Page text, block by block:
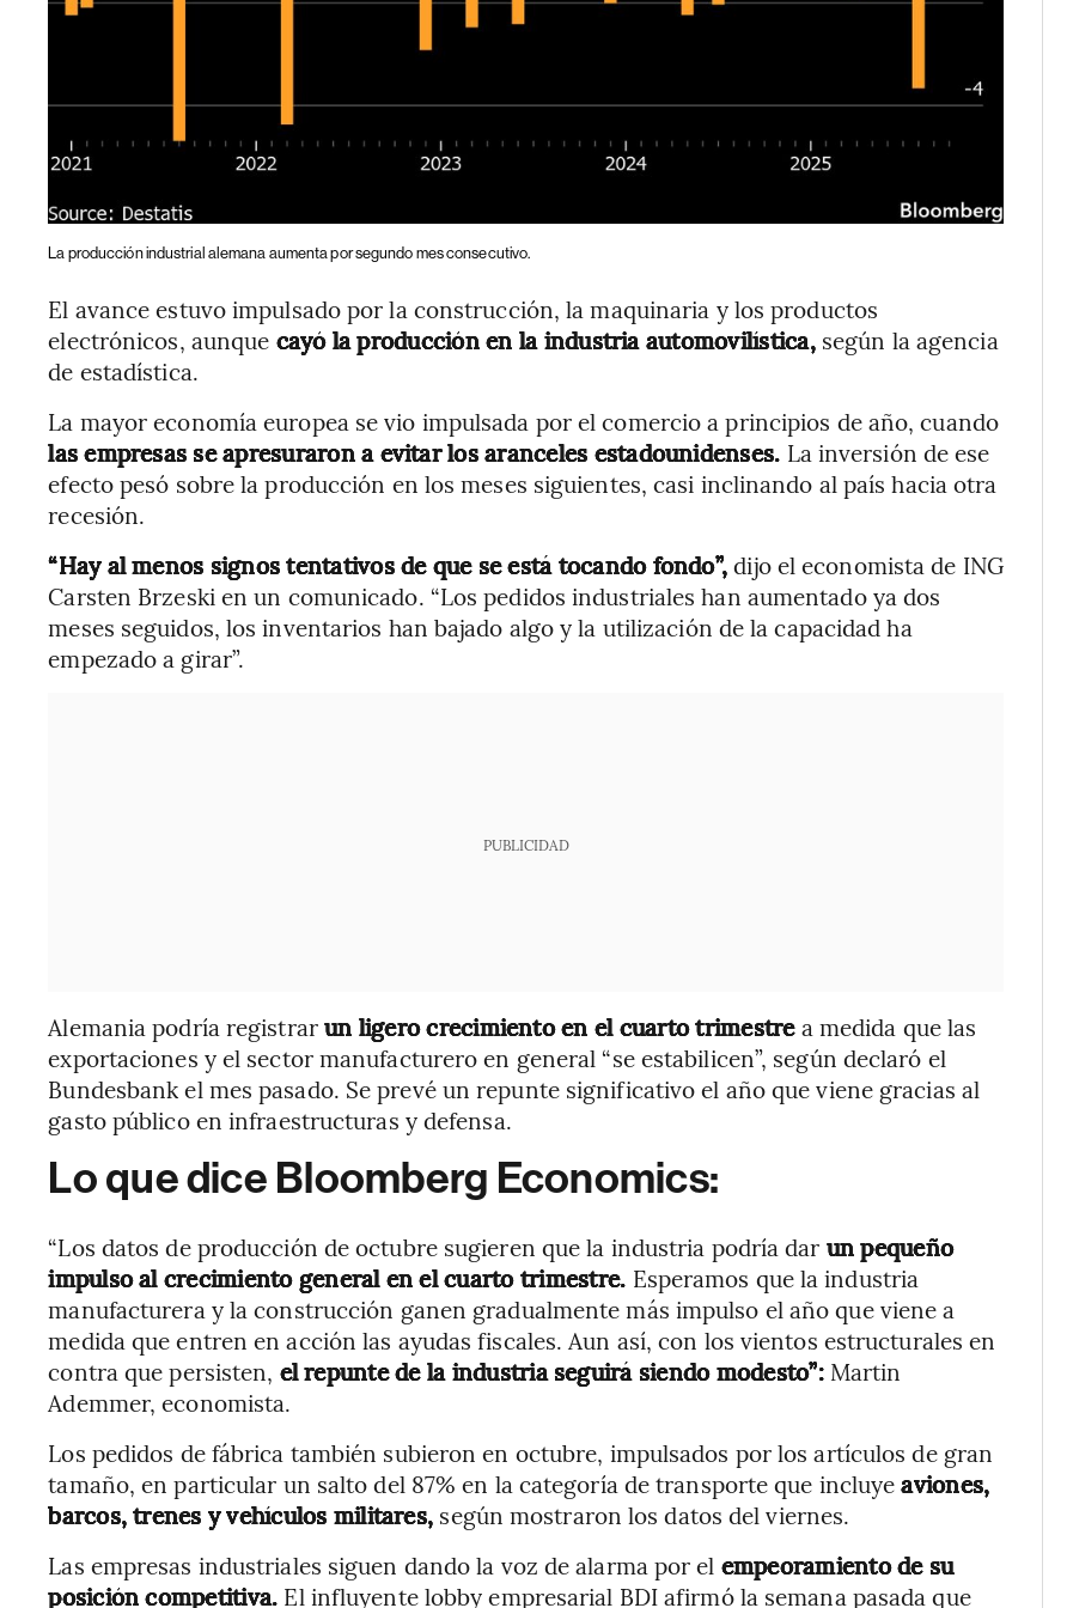
La producción industrial alemana aumenta por segundo mes consecutivo.
El avance estuvo impulsado por la construcción, la maquinaria y los productos
electrónicos, aunque cayó la producción en la industria automovilística, según la agencia
de estadística.
La mayor economía europea se vio impulsada por el comercio a principios de año, cuando
las empresas se apresuraron a evitar los aranceles estadounidenses. La inversión de ese
efecto pesó sobre la producción en los meses siguientes, casi inclinando al país hacia otra
recesión.
“Hay al menos signos tentativos de que se está tocando fondo”,dijo el economista de ING
Carsten Brzeski en un comunicado. “Los pedidos industriales han aumentado ya dos
meses seguidos, los inventarios han bajado algo y la utilización de la capacidad ha
empezado a girar”.
PUBLICIDAD
Alemania podría registrarun ligero crecimiento en el cuarto trimestrea medida que las
exportaciones y el sector manufacturero en general “se estabilicen”, según declaró el
Bundesbank el mes pasado. Se prevé un repunte significativo el año que viene gracias al
gasto público en infraestructuras y defensa.
Lo que dice Bloomberg Economics:
“Los datos de producción de octubre sugieren que la industria podría dar un pequeño
impulso al crecimiento general en el cuarto trimestre. Esperamos que la industria
manufacturera y la construcción ganen gradualmente más impulso el año que viene a
medida que entren en acción las ayudas fiscales. Aun así, con los vientos estructurales en
contra que persisten, el repunte de la industria seguirá siendo modesto”:Martin
Ademmer, economista.
Los pedidos de fábrica también subieron en octubre, impulsados por los artículos de gran
tamaño, en particular un salto del 87% en la categoría de transporte que incluyeaviones,
barcos, trenes y vehículos militares, según mostraron los datos del viernes.
Las empresas industriales siguen dando la voz de alarma por el empeoramiento de su
posición competitiva. El influyente lobby empresarial BDI afirmó la semana pasada que